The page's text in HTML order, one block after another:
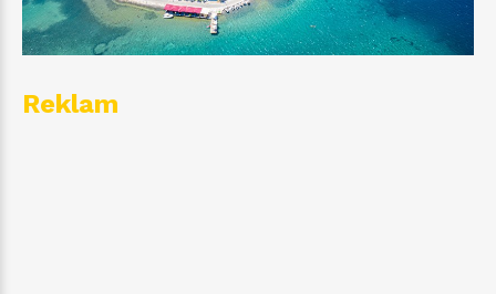
Reklam